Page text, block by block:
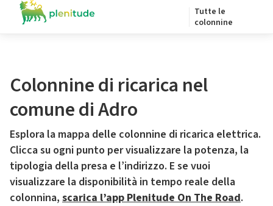
Tutte le
colonnine
Colonnine di ricarica nel
comune di Adro
Esplora la mappa delle colonnine di ricarica elettrica.
Clicca su ogni punto per visualizzare la potenza, la
tipologia della presa e l’indirizzo. E se vuoi
visualizzare la disponibilità in tempo reale della
colonnina, scarica l’app Plenitude On The Road.